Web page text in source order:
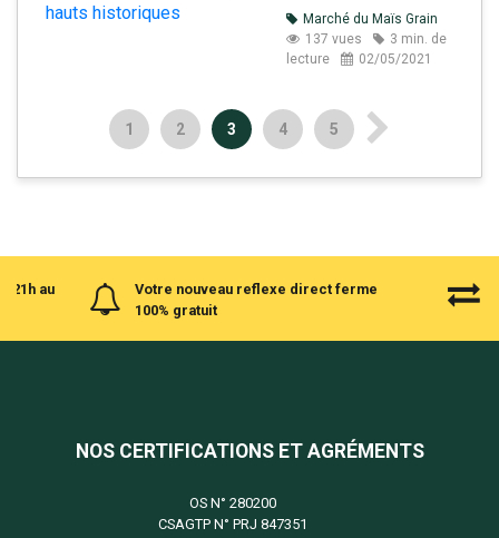
Marché du Maïs Grain
137 vues
3 min. de
lecture
02/05/2021
1 2 3 4 5
21h au
Votre nouveau reflexe direct ferme
100% gratuit
NOS CERTIFICATIONS ET AGRÉMENTS
OS N° 280200
CSAGTP N° PRJ 847351